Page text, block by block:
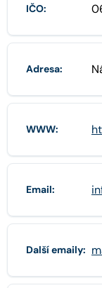
IČO:
Adresa:
WWW:
Email:
Další emaily: